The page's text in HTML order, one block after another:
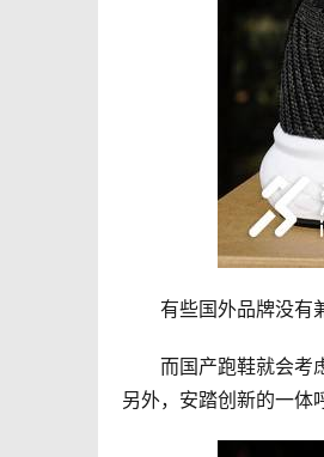
有些国外品牌没有兼
而国产跑鞋就会考虑
另外，安踏创新的一体